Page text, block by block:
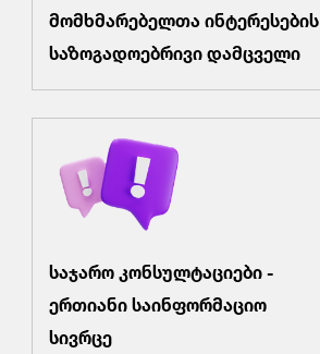
მომხმარებელთა ინტერესების
საზოგადოებრივი დამცველი
საჯარო კონსულტაციები -
ერთიანი საინფორმაციო
სივრცე